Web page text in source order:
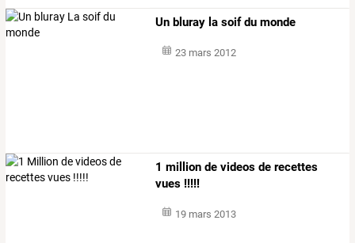
Un bluray la soif du monde
23 mars 2012
1 million de videos de recettes
vues !!!!!
19 mars 2013